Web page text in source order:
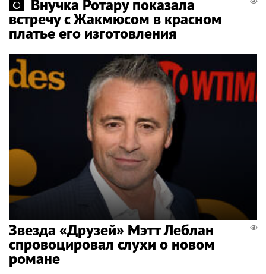
Внучка Ротару показала
встречу с Жакмюсом в красном
платье его изготовления
Звезда «Друзей» Мэтт Леблан
спровоцировал слухи о новом
романе